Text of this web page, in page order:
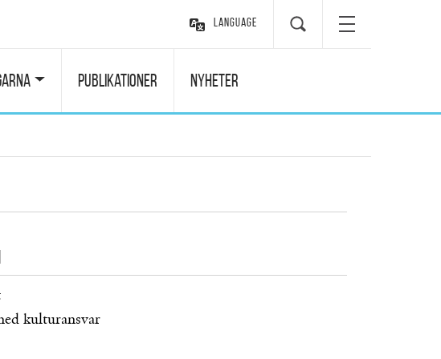
Language
Publikationer Nyheter
kulturansvar